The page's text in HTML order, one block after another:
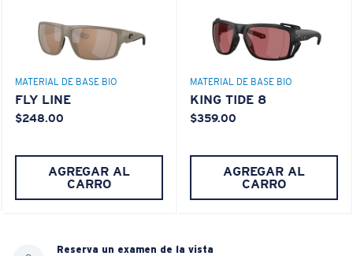
MATERIAL DE BASE BIO
FLY LINE
$248.00
AGREGAR AL
CARRO
MATERIAL DE BASE BIO
KING TIDE 8
$359.00
AGREGAR AL
CARRO
Reserva un examen de la vista